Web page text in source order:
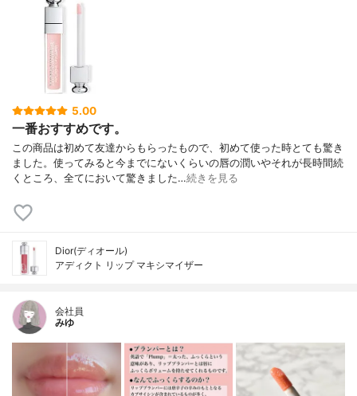
5.00
一番おすすめです。
この商品は初めて友達からもらったもので、初めて使った時とても驚き
ました。使ってみると今までにないくらいの唇の潤いやそれが長時間続
くところ、全てにおいて驚きました…続きを見る
Dior(ディオール)
アディクト リップ マキシマイザー
会社員
みゆ